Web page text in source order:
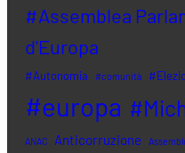
#Assemblea
d'Europa
#Autonomia #comunità
#europa
ANAC Anticorruzione